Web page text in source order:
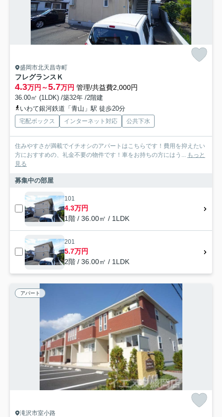
盛岡市北天昌寺町
フレグランスＫ
4.3万円～5.7万円 管理/共益費2,000円
36.00㎡ (1LDK) /築32年 /2階建
いわて銀河鉄道「青山」駅 徒歩20分
宅配ボックス インターネット対応 公共下水
住みやすさが満載でイチオシのアパートはこちらです！費用を抑えたい
方におすすめの、礼金不要の物件です！車をお持ちの方にはう...
もっと
見る
募集中の部屋
101
4.3万円
1階 / 36.00㎡ / 1LDK
201
5.7万円
2階 / 36.00㎡ / 1LDK
アパート
滝沢市室小路